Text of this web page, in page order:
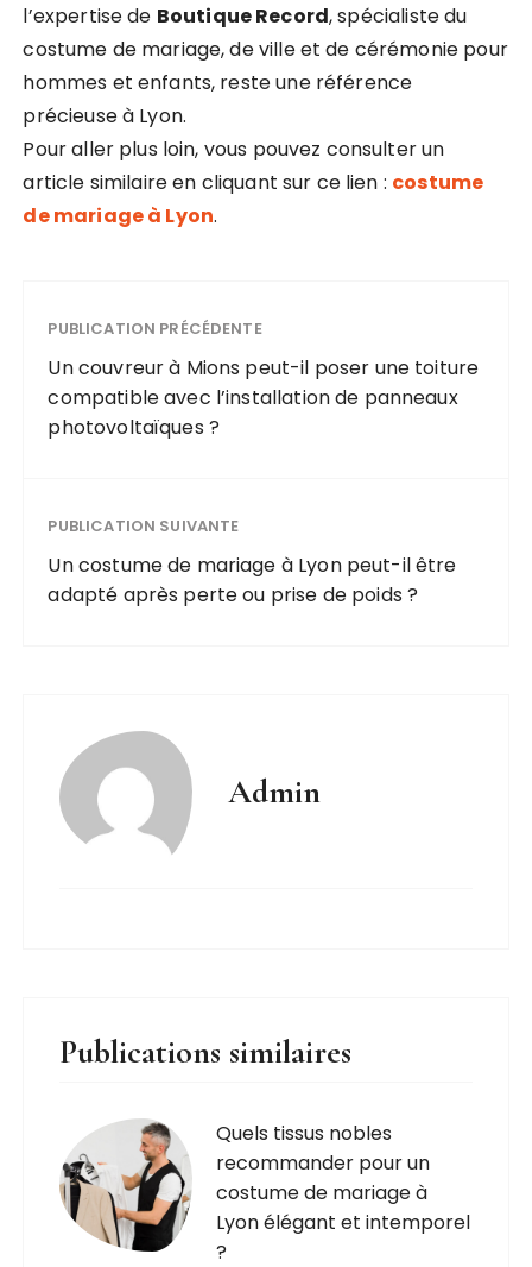
l’expertise de Boutique Record, spécialiste du
costume de mariage, de ville et de cérémonie pour
hommes et enfants, reste une référence
précieuse à Lyon.
Pour aller plus loin, vous pouvez consulter un
article similaire en cliquant sur ce lien : costume
de mariage à Lyon.
PUBLICATION PRÉCÉDENTE
Un couvreur à Mions peut-il poser une toiture
compatible avec l’installation de panneaux
photovoltaïques ?
PUBLICATION SUIVANTE
Un costume de mariage à Lyon peut-il être
adapté après perte ou prise de poids ?
Admin
Publications similaires
Quels tissus nobles
recommander pour un
costume de mariage à
Lyon élégant et intemporel
?